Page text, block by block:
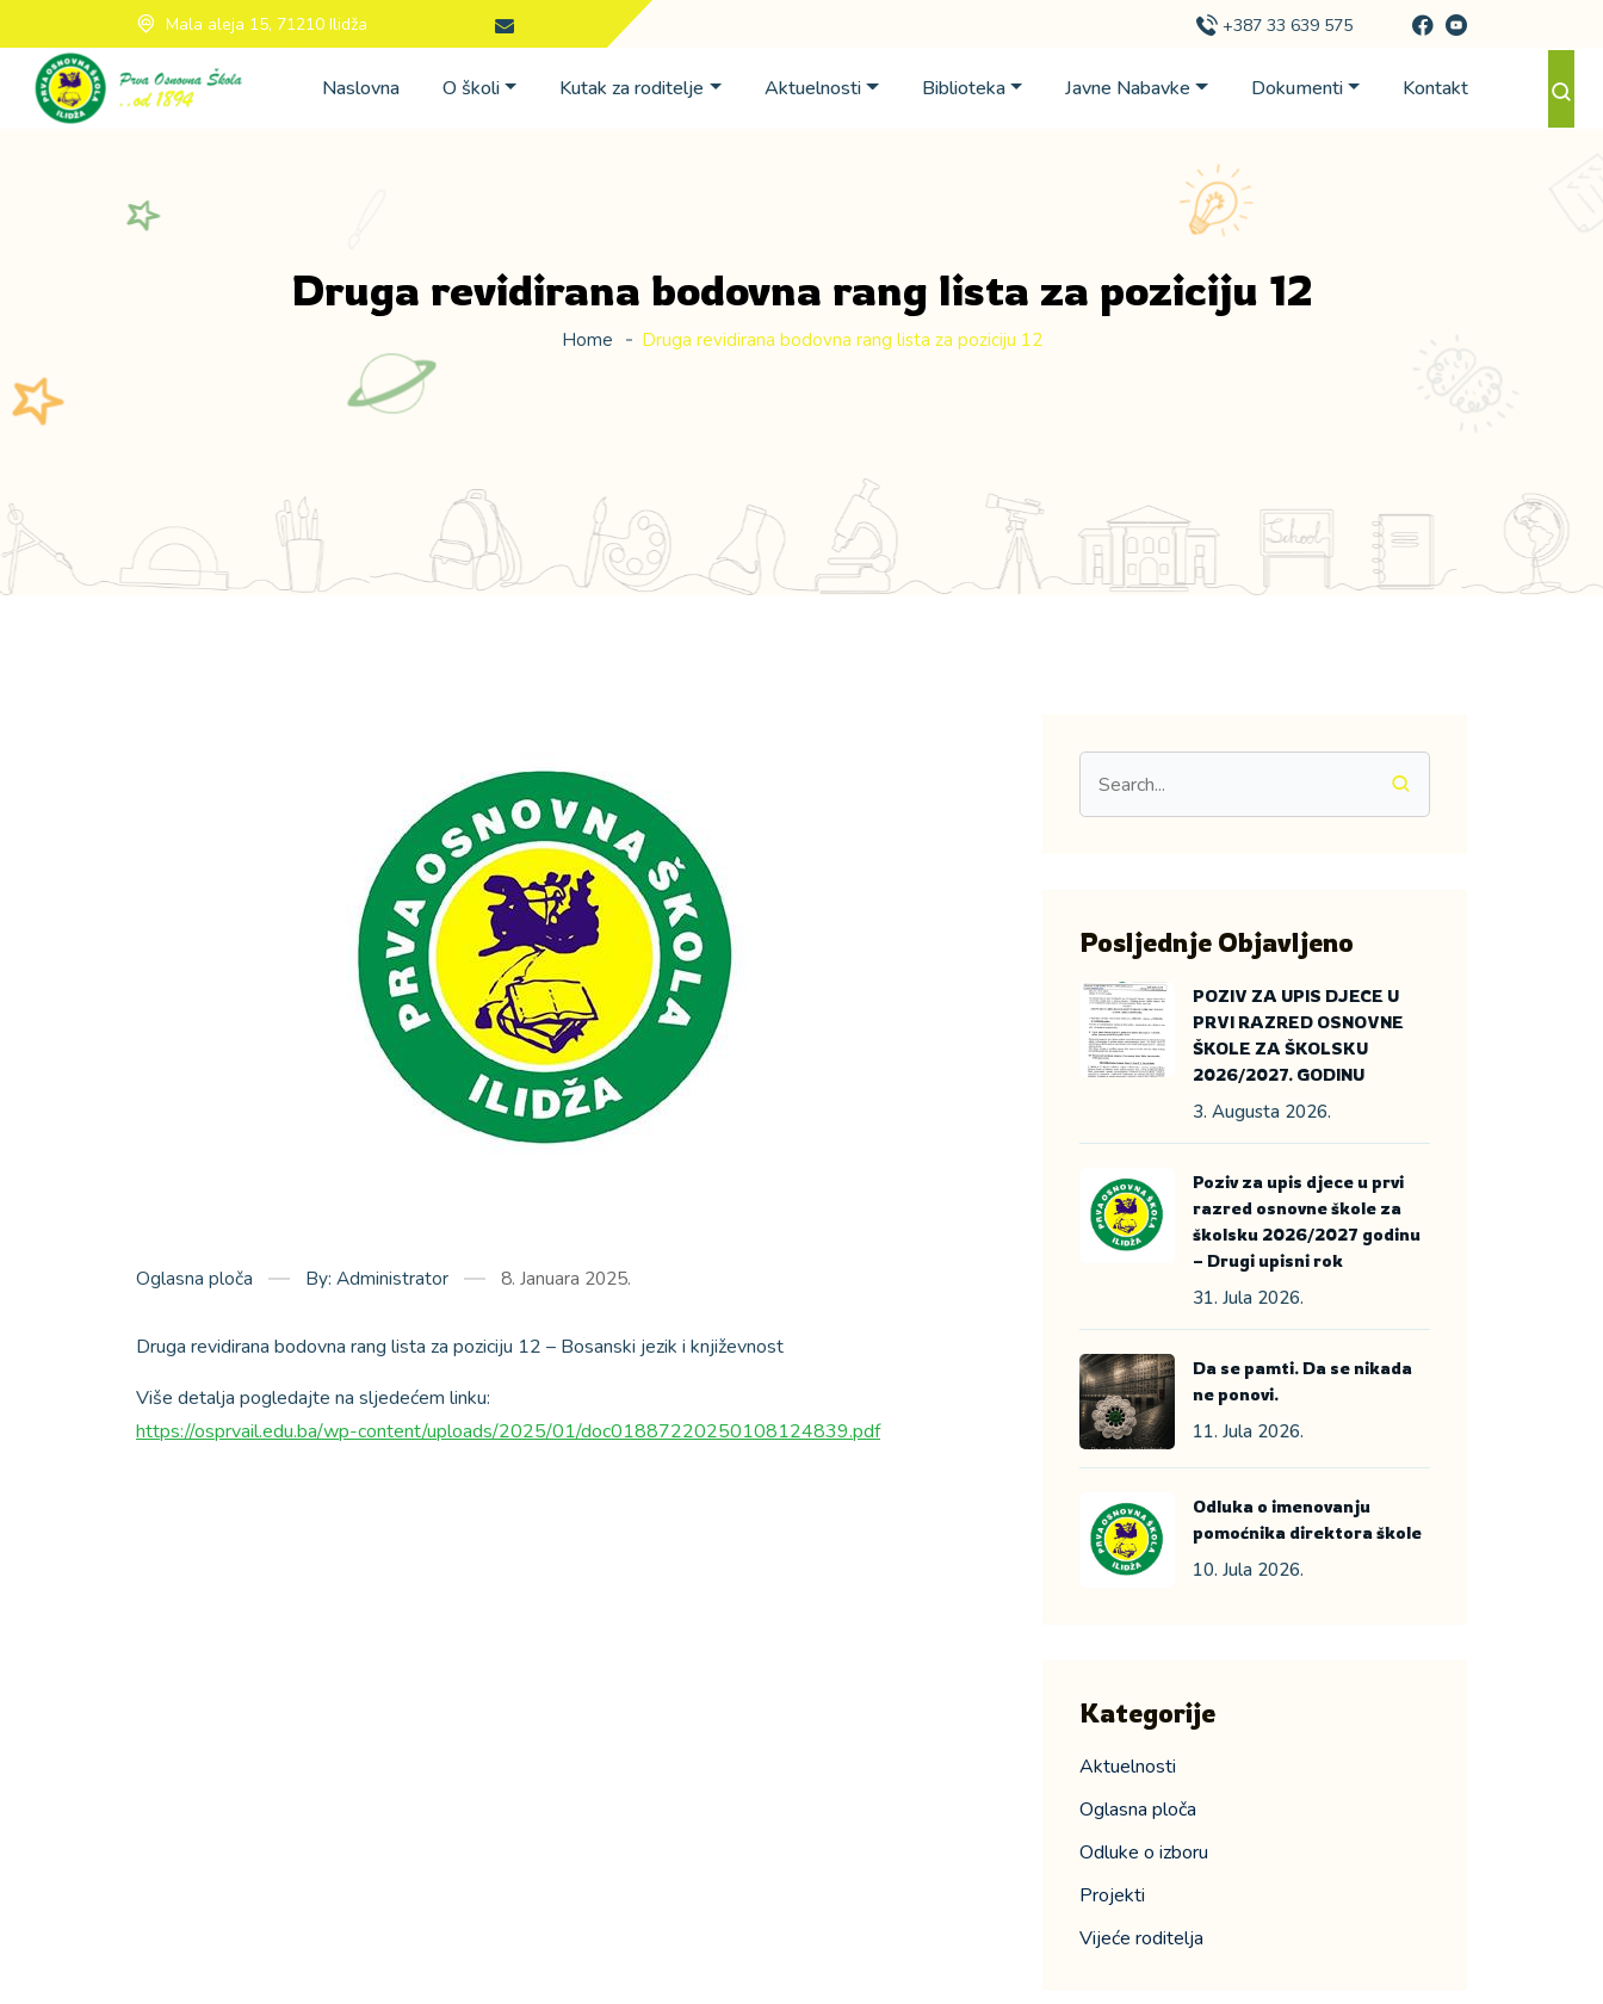
Mala aleja 15, 71210 Ilidža +387 33 639 575
Naslovna O školi Kutak za roditelje Aktuelnosti Biblioteka Javne Nabavke Dokumenti Kontakt
Druga revidirana bodovna rang lista za poziciju 12
Home Druga revidirana bodovna rang lista za poziciju 12
Oglasna ploča By: Administrator 8. Januara 2025.
Druga revidirana bodovna rang lista za poziciju 12 – Bosanski jezik i književnost
Više detalja pogledajte na sljedećem linku:
https://osprvail.edu.ba/wp-content/uploads/2025/01/doc01887220250108124839.pdf
Posljednje Objavljeno
POZIV ZA UPIS DJECE U
PRVI RAZRED OSNOVNE
ŠKOLE ZA ŠKOLSKU
2026/2027. GODINU
3. Augusta 2026.
Poziv za upis djece u prvi
razred osnovne škole za
školsku 2026/2027 godinu
– Drugi upisni rok
31. Jula 2026.
Da se pamti. Da se nikada
ne ponovi.
11. Jula 2026.
Odluka o imenovanju
pomoćnika direktora škole
10. Jula 2026.
Kategorije
Aktuelnosti
Oglasna ploča
Odluke o izboru
Projekti
Vijeće roditelja